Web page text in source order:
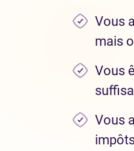
Vous
mais
Vous
Vous